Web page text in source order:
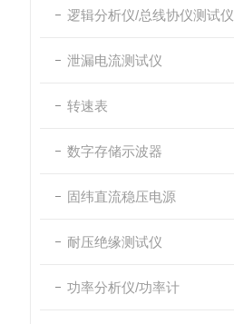
逻辑分析仪/总线协仪测试仪
泄漏电流测试仪
转速表
数字存储示波器
固纬直流稳压电源
耐压绝缘测试仪
功率分析仪/功率计